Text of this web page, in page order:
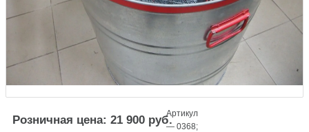
Розничная цена: 21 900 руб.Артикул
—0368;